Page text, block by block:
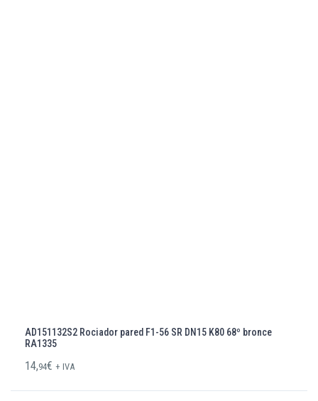
AD151132S2 Rociador pared F1-56 SR DN15 K80 68º bronce
RA1335
14,94€ + IVA